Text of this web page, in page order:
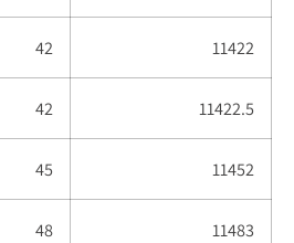
11422
42
11422.5
42
11452
45
11483
48